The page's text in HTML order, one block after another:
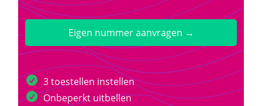
Eigen nummer aanvragen →
3 toestellen instellen
Onbeperkt uitbellen